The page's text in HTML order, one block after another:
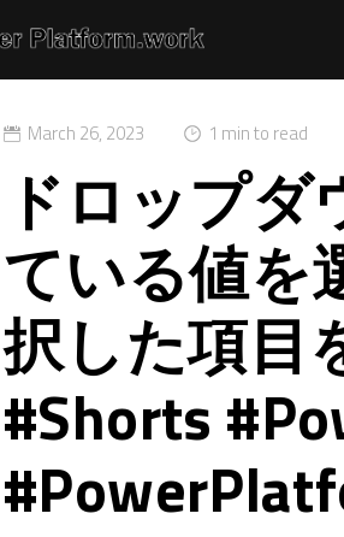
March 26, 2023 1 min to read
ドロップ
ている値を
択した項目
#Shorts